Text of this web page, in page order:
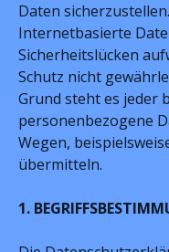
Daten
Internetbasierte
Sicherheitslücken
Schutz nicht
Grund steht es jeder
personenbezogene
Wegen,
übermitteln.
1.